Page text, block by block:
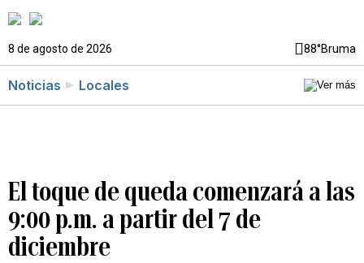
8 de agosto de 2026 88°Bruma
Noticias Locales
El toque de queda comenzará a las
9:00 p.m. a partir del 7 de
diciembre